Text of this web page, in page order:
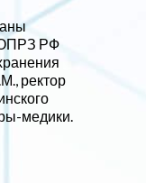
РФ
ректор
медики.